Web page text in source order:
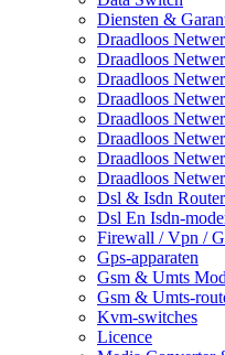
Diensten &
Draadloos
Draadloos
Draadloos
Draadloos
Draadloos
Draadloos
Draadloos
Draadloos
Dsl & Isdn
Dsl En Isdn-
Firewall / Vpn /
Gps-apparaten
Gsm & Umts
Gsm & Umts-
Kvm-switches
Licence